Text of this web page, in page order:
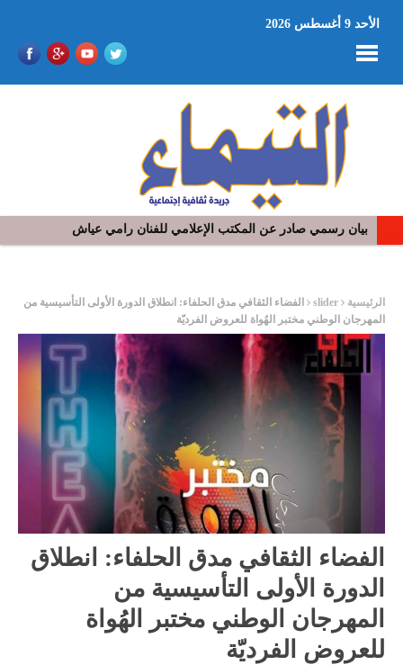
الأحد 9 أغسطس 2026
بيان رسمي صادر عن المكتب الإعلامي للفنان رامي عياش
في افتتاح مهرجان بومخلوف الدولي: رؤوف ماهر يتالق و يشد الجمهور
الرئيسية slider
الفضاء الثقافي مدق الحلفاء: انطلاق الدورة الأولى التأسيسية من
المهرجان الوطني مختبر الهُواة للعروض الفرديّة
الفضاء الثقافي مدق الحلفاء: انطلاق
الدورة الأولى التأسيسية من
المهرجان الوطني مختبر الهُواة
للعروض الفرديّة